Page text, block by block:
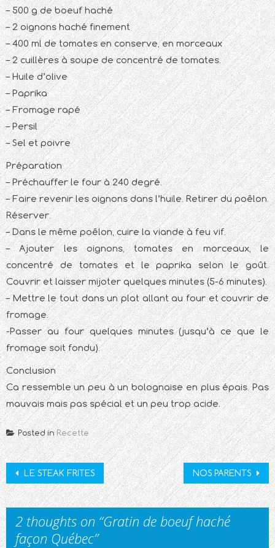
– 500 g de boeuf haché
– 2 oignons haché finement
– 400 ml de tomates en conserve, en morceaux
– 2 cuillères à soupe de concentré de tomates.
– Huile d’olive
– Paprika
– Fromage rapé
– Persil
– Sel et poivre
Préparation
– Préchauffer le four à 240 degré.
– Faire revenir les oignons dans l’huile. Retirer du poêlon.
Réserver.
– Dans le même poêlon, cuire la viande à feu vif.
– Ajouter les oignons, tomates en morceaux, le
concentré de tomates et le paprika selon le goût.
Couvrir et laisser mijoter quelques minutes (5-6 minutes).
– Mettre le tout dans un plat allant au four et couvrir de
fromage.
-Passer au four quelques minutes (jusqu’à ce que le
fromage soit fondu).
Conclusion
Ca ressemble un peu à un bolognaise en plus épais. Pas
mauvais mais pas spécial et un peu trop acide.
Posted inRecette
Post
navigation
LE STEAK FRITES NOS PARENTS
2 thoughts on “Gratin de boeuf haché
façon Québec”